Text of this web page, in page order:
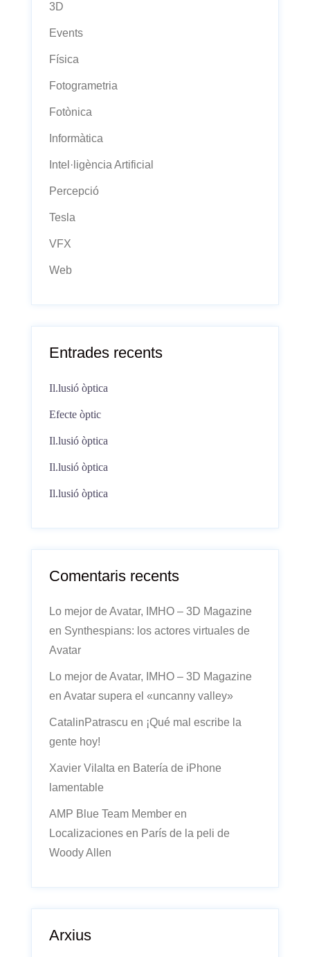
3D
Events
Física
Fotogrametria
Fotònica
Informàtica
Intel·ligència Artificial
Percepció
Tesla
VFX
Web
Entrades recents
Il.lusió òptica
Efecte òptic
Il.lusió òptica
Il.lusió òptica
Il.lusió òptica
Comentaris recents
Lo mejor de Avatar, IMHO – 3D Magazine
en Synthespians: los actores virtuales de
Avatar
Lo mejor de Avatar, IMHO – 3D Magazine
en Avatar supera el «uncanny valley»
CatalinPatrascu en ¡Qué mal escribe la
gente hoy!
Xavier Vilalta en Batería de iPhone
lamentable
AMP Blue Team Member en
Localizaciones en París de la peli de
Woody Allen
Arxius